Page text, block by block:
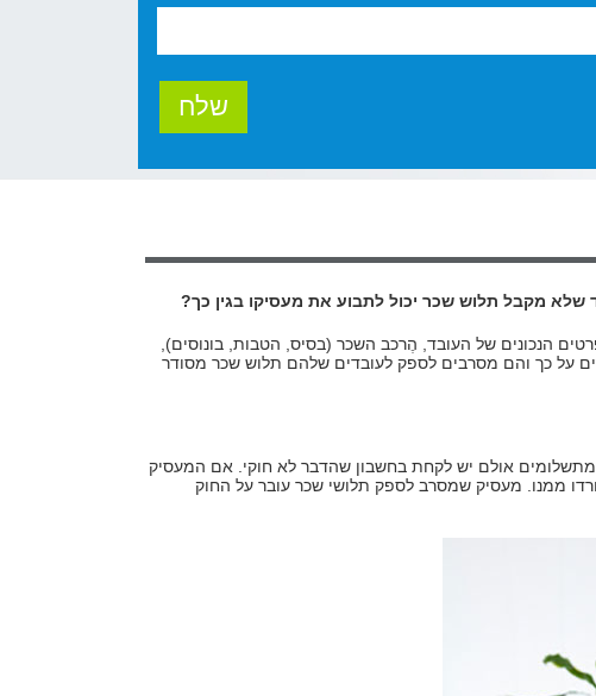
מקבל תלוש שכר יכול לתבוע את מעסיקו בגין כך?
הנכונים של העובד, הֶרכב השכר (בסיס, הטבות, בונוסים),
על כך והם מסרבים לספק לעובדים שלהם תלוש שכר מסודר
מתשלומים אולם יש לקחת בחשבון שהדבר לא חוקי. אם המעסיק
ממנו. מעסיק שמסרב לספק תלושי שכר עובר על החוק